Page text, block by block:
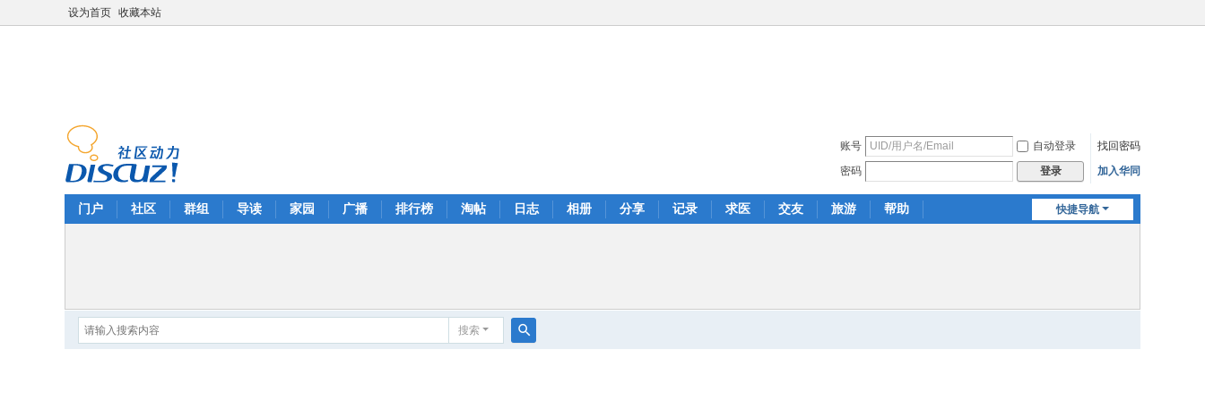
设为首页 收藏本站
账号 自动登录
找回密码
密码
登录 加入华同
快捷导航
门户 社区 群组 导读 家园 广播 排行榜 淘帖 日志 相册 分享 记录 求医 交友 旅游 帮助
搜索